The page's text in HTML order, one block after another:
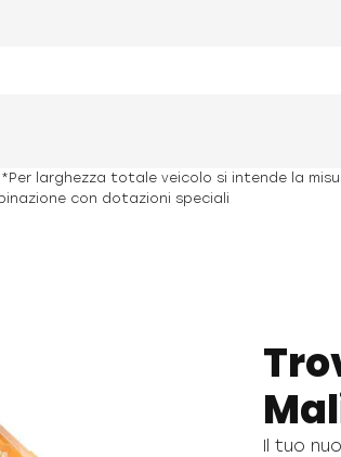
larghezza totale veicolo si intende la
con dotazioni speciali
Il tuo